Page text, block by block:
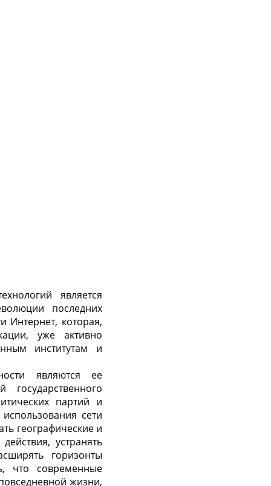
является
последних
Интернет, которая,
уже активно
институтам и
являются ее
партий и
сети
географические и
устранять
горизонты
что современные
жизни,